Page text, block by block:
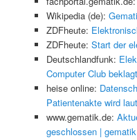
Wikipedia (de):
ZDFheute:
ZDFheute: Start der
Deutschlandfunk:
Computer Club
heise online:
Patientenakte wird
www.gematik.de:
geschlossen | gematik